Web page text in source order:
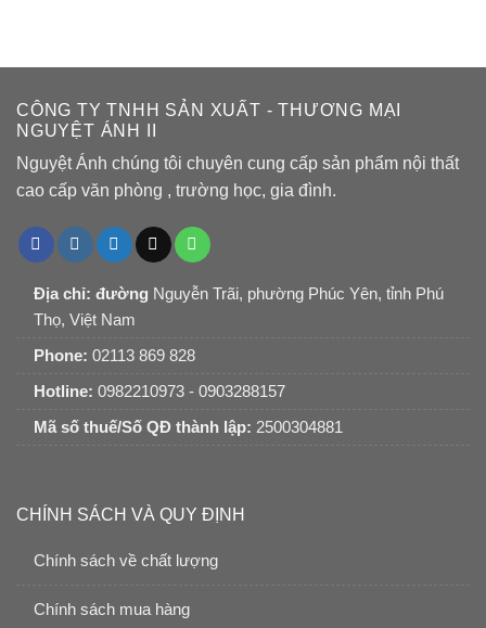
CÔNG TY TNHH SẢN XUẤT - THƯƠNG MẠI
NGUYỆT ÁNH II
Nguyệt Ánh chúng tôi chuyên cung cấp sản phẩm nội thất
cao cấp văn phòng , trường học, gia đình.
Địa chỉ: đường Nguyễn Trãi, phường Phúc Yên, tỉnh Phú
Thọ, Việt Nam
Phone: 02113 869 828
Hotline: 0982210973 - 0903288157
Mã số thuế/Số QĐ thành lập: 2500304881
CHÍNH SÁCH VÀ QUY ĐỊNH
Chính sách về chất lượng
Chính sách mua hàng